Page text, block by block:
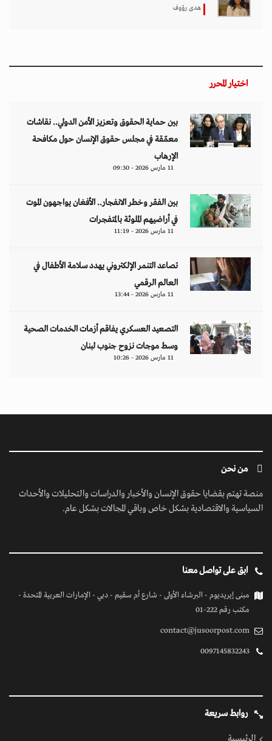
هدى رؤوف
اختيار المحرر
بين حماية الحقوق وتعزيز الأمن الدولي.. نقاشات
معمّقة في مجلس حقوق الإنسان حول مكافحة
الإرهاب
11 مارس 2026 - 09:30
بين الفقر وخطر الانفجار.. الأفغان يواجهون الموت
في أراضيهم الملوثة بالمتفجرات
11 مارس 2026 - 11:19
تصاعد التنمر الإلكتروني يهدد سلامة الأطفال في
العالم الرقمي
11 مارس 2026 - 13:44
التصعيد العسكري يفاقم أزمات الخدمات الصحية
وسط موجات نزوح جنوب لبنان
11 مارس 2026 - 10:26
من نحن
منصة تهتم بقضايا حقوق الإنسان والأخبار والدراسات والتحليلات والأحداث
السياسية والاقتصادية بشكل خاص وباقي المجالات بشكل عام.
ابق على تواصل معنا
مبنى إيريديوم - البرشاء الأولى - شارع أم سقيم - دبي - الإمارات العربية المتحدة -
مكتب رقم 222-01
contact@jusoorpost.com
0097145832243
روابط سريعة
الرئيسية